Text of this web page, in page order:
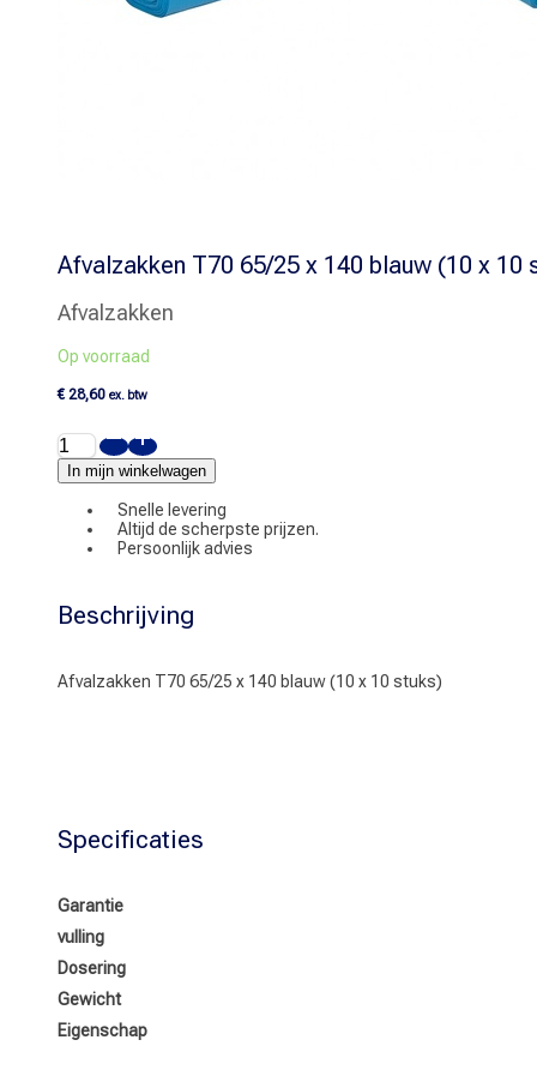
Afvalzakken T70 65/25 x 140 blauw (10 x 10
Afvalzakken
Op voorraad
€28,60 ex. btw
Afvalzakken
T70
65/25
x
blauw
stuks)
aantal
In mijn winkelwagen
Snelle levering
Altijd de scherpste prijzen.
Persoonlijk advies
Beschrijving
Afvalzakken T70 65/25 x 140 blauw (10 x 10 stuks)
Specificaties
Garantie
vulling
Dosering
Gewicht
Eigenschap